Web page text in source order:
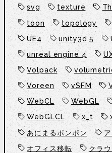
svg
texture
toon
topology
UE4
unity3d 5
unreal engine 4
Volpack
Voreen
vSFM
WebCL
WebGL
WebGLCL
x_t
あにまるポンポン
オフィス移転
クラ